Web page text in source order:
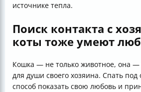
источнике тепла.
Поиск контакта с
коты тоже умеют
Кошка — не только животное, она —
для души своего хозяина. Спать
способ показать свою любовь и